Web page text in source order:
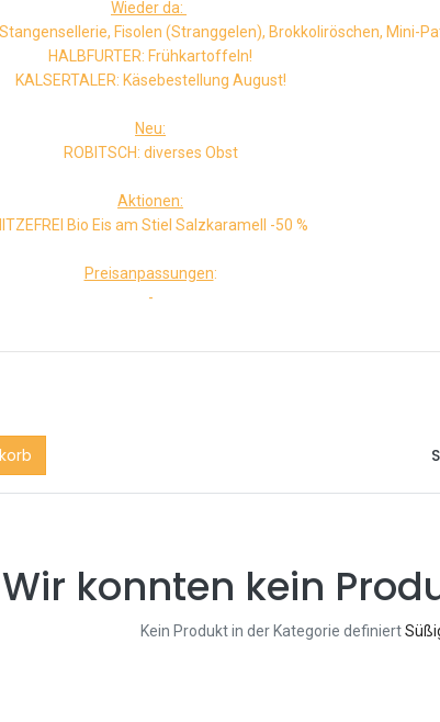
Wieder da:
Fisolen (Stranggelen), Brokkoliröschen, Mini-
HALBFURTER: Frühkartoffeln!
KALSERTALER: Käsebestellung August!
Neu:
ROBITSCH: diverses Obst
Aktionen:
Bio Eis am Stiel Salzkaramell -50 %
Preisanpassungen:
-
Wir konnten kein
Kein Produkt in der Kategorie definiert